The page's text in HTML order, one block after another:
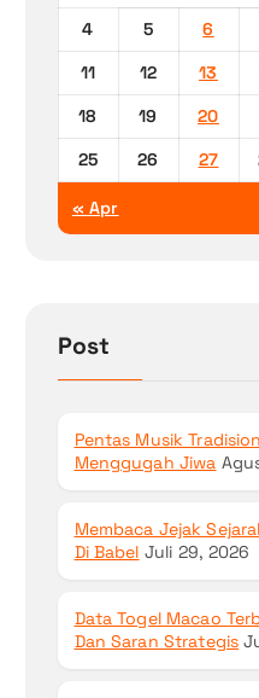
4
5 6
11
12 13
18
19 20
25
26 27
« Apr
Post
Pentas Musik
Menggugah Jiwa
Membaca Jejak
Di Babel Juli 29, 2026
Data Togel Macao
Dan Saran Strategis